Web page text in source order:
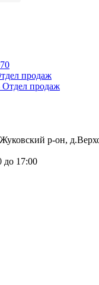
продаж
Отдел продаж
р-он,
до 17:00